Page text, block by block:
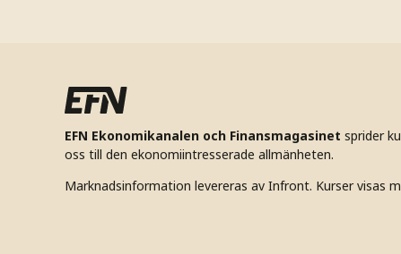
EFN Ekonomikanalen och Finansmagasinet sprider
oss till den ekonomiintresserade allmänheten.
Marknadsinformation levereras av Infront. Kurser visas